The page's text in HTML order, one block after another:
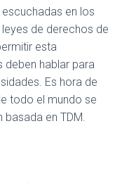
en los
de derechos de
esta
deben hablar para
Es hora de
todo el mundo se
en TDM.